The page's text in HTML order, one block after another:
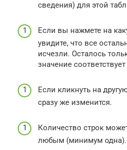
сведения) для этой
Если вы нажмете на
увидите, что все
исчезли. Осталось
значение
Если кликнуть на
сразу же изменится.
Количество строк
любым (минимум одна).